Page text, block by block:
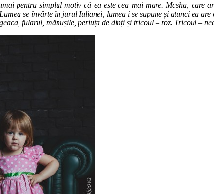
pentru simplul motiv că ea este cea mai mare. Masha, care
se învârte în jurul Iulianei, lumea i se supune și atunci ea
fularul, mănușile, periuța de dinți și tricoul – roz. Tricoul –